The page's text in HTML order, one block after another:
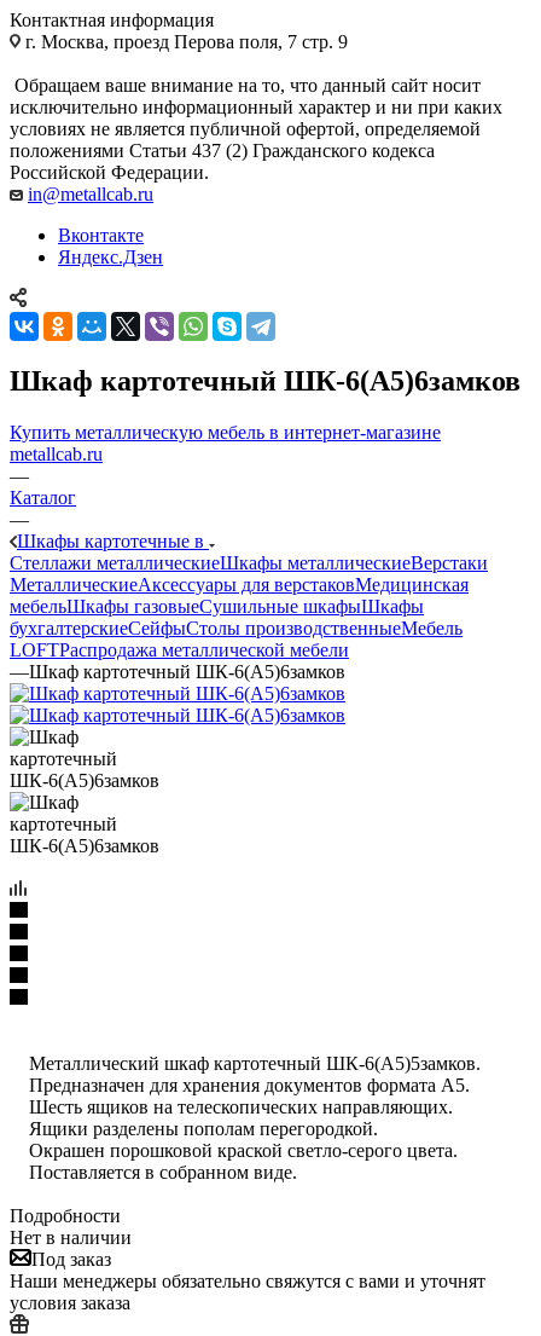
Контактная информация
г. Москва, проезд Перова поля, 7 стр. 9
Обращаем ваше внимание на то, что данный сайт носит
исключительно информационный характер и ни при каких
условиях не является публичной офертой, определяемой
положениями Статьи 437 (2) Гражданского кодекса
Российской Федерации.
in@metallcab.ru
Вконтакте
Яндекс.Дзен
Шкаф картотечный ШК-6(A5)6замков
Купить металлическую мебель в интернет-магазине
metallcab.ru
—
Каталог
—
Шкафы картотечные в
Стеллажи металлическиеШкафы металлическиеВерстаки
МеталлическиеАксессуары для верстаковМедицинская
мебельШкафы газовыеСушильные шкафыШкафы
бухгалтерскиеСейфыСтолы производственныеМебель
LOFTРаспродажа металлической мебели
—Шкаф картотечный ШК-6(A5)6замков
Металлический шкаф картотечный ШК-6(A5)5замков.
Предназначен для хранения документов формата А5.
Шесть ящиков на телескопических направляющих.
Ящики разделены пополам перегородкой.
Окрашен порошковой краской светло-серого цвета.
Поставляется в собранном виде.
Подробности
Нет в наличии
Под заказ
Наши менеджеры обязательно свяжутся с вами и уточнят
условия заказа